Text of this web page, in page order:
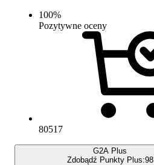
100%
Pozytywne oceny
80517
G2A Plus
Zdobądź Punkty Plus:98